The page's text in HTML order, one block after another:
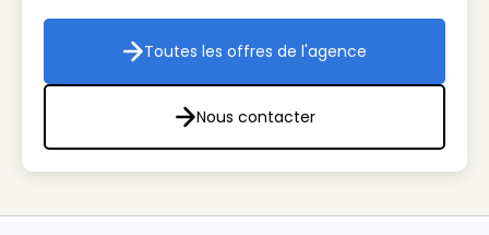
Toutes les offres de l'agence
Toutes les offres de l'agence
Nous contacter
Nous contacter